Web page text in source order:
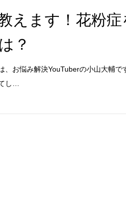
えます！花粉
？
、お悩み解決YouTuberの小山大輔で
し…